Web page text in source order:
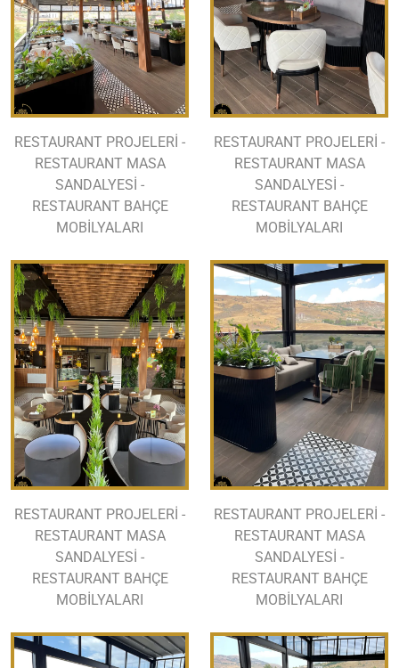
RESTAURANT PROJELERİ -
RESTAURANT MASA
SANDALYESİ -
RESTAURANT BAHÇE
MOBİLYALARI
RESTAURANT PROJELERİ -
RESTAURANT MASA
SANDALYESİ -
RESTAURANT BAHÇE
MOBİLYALARI
RESTAURANT PROJELERİ -
RESTAURANT MASA
SANDALYESİ -
RESTAURANT BAHÇE
MOBİLYALARI
RESTAURANT PROJELERİ -
RESTAURANT MASA
SANDALYESİ -
RESTAURANT BAHÇE
MOBİLYALARI